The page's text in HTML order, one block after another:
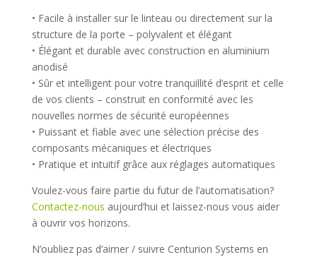
• Facile à installer sur le linteau ou directement sur la
structure de la porte – polyvalent et élégant
• Élégant et durable avec construction en aluminium
anodisé
• Sûr et intelligent pour votre tranquillité d’esprit et celle
de vos clients – construit en conformité avec les
nouvelles normes de sécurité européennes
• Puissant et fiable avec une sélection précise des
composants mécaniques et électriques
• Pratique et intuitif grâce aux réglages automatiques
Voulez-vous faire partie du futur de l’automatisation?
Contactez-nous aujourd’hui et laissez-nous vous aider
à ouvrir vos horizons.
N’oubliez pas d’aimer / suivre Centurion Systems en